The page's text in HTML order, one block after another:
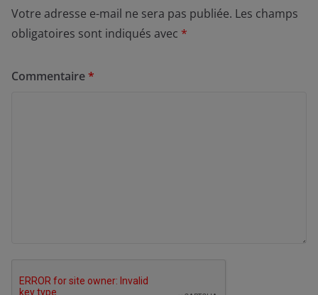
Votre adresse e-mail ne sera pas publiée. Les champs
obligatoires sont indiqués avec *
Commentaire*